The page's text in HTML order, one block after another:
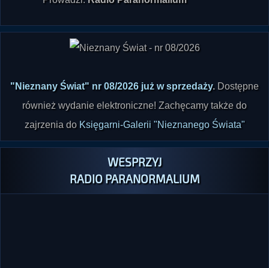
również wydanie elektroniczne! Zachęcamy także do
zajrzenia doKsięgarni-Galerii "Nieznanego Świata"
WESPRZYJ
RADIO PARANORMALIUM